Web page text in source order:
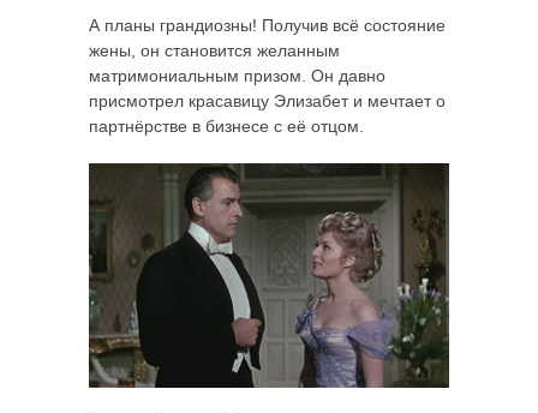
А планы грандиозны! Получив всё состояние
жены, он становится желанным
матримониальным призом. Он давно
присмотрел красавицу Элизабет и мечтает о
партнёрстве в бизнесе с её отцом.